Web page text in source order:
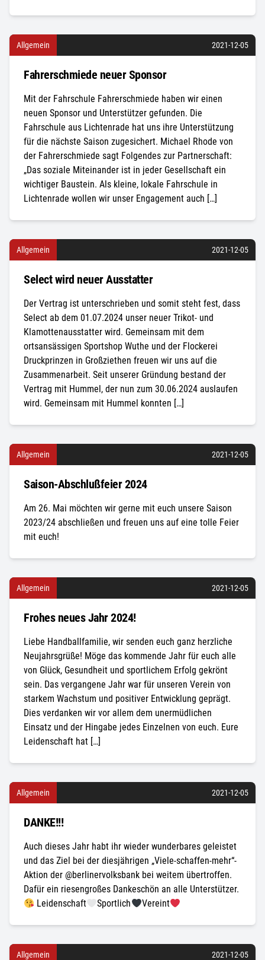
Allgemein 2021-12-05
Fahrerschmiede neuer Sponsor
Mit der Fahrschule Fahrerschmiede haben wir einen
neuen Sponsor und Unterstützer gefunden. Die
Fahrschule aus Lichtenrade hat uns ihre Unterstützung
für die nächste Saison zugesichert. Michael Rhode von
der Fahrerschmiede sagt Folgendes zur Partnerschaft:
„Das soziale Miteinander ist in jeder Gesellschaft ein
wichtiger Baustein. Als kleine, lokale Fahrschule in
Lichtenrade wollen wir unser Engagement auch […]
Allgemein 2021-12-05
Select wird neuer Ausstatter
Der Vertrag ist unterschrieben und somit steht fest, dass
Select ab dem 01.07.2024 unser neuer Trikot- und
Klamottenausstatter wird. Gemeinsam mit dem
ortsansässigen Sportshop Wuthe und der Flockerei
Druckprinzen in Großziethen freuen wir uns auf die
Zusammenarbeit. Seit unserer Gründung bestand der
Vertrag mit Hummel, der nun zum 30.06.2024 auslaufen
wird. Gemeinsam mit Hummel konnten […]
Allgemein 2021-12-05
Saison-Abschlußfeier 2024
Am 26. Mai möchten wir gerne mit euch unsere Saison
2023/24 abschließen und freuen uns auf eine tolle Feier
mit euch!
Allgemein 2021-12-05
Frohes neues Jahr 2024!
Liebe Handballfamilie, wir senden euch ganz herzliche
Neujahrsgrüße! Möge das kommende Jahr für euch alle
von Glück, Gesundheit und sportlichem Erfolg gekrönt
sein. Das vergangene Jahr war für unseren Verein von
starkem Wachstum und positiver Entwicklung geprägt.
Dies verdanken wir vor allem dem unermüdlichen
Einsatz und der Hingabe jedes Einzelnen von euch. Eure
Leidenschaft hat […]
Allgemein 2021-12-05
DANKE!!!
Auch dieses Jahr habt ihr wieder wunderbares geleistet
und das Ziel bei der diesjährigen „Viele-schaffen-mehr“-
Aktion der @berlinervolksbank bei weitem übertroffen.
Dafür ein riesengroßes Dankeschön an alle Unterstützer.
Leidenschaft
Sportlich Vereint
Allgemein 2021-12-05